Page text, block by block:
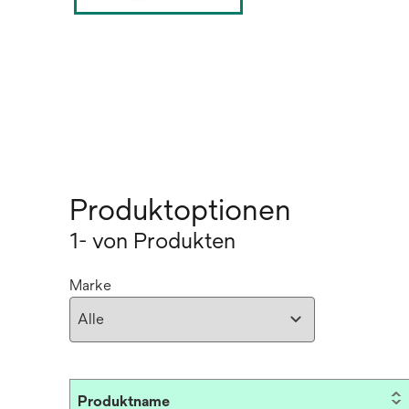
Produktoptionen
1- von Produkten
Marke
Produktname